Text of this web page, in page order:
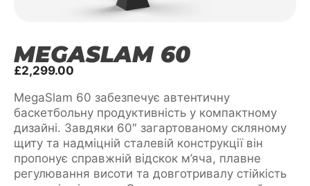
MEGASLAM 60
£2,299.00
MegaSlam 60 забезпечує автентичну
баскетбольну продуктивність у компактному
дизайні. Завдяки 60″ загартованому скляному
щиту та надміцній сталевій конструкції він
пропонує справжній відскок м’яча, плавне
регулювання висоти та довготривалу стійкість